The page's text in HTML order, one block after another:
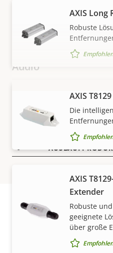
H.265
Audio
Eigentumsbeschreibung
Audiounterstützung
Zwei-Wege-Audio
Systemintegration
Eigentumsbeschreibung
Audioerkennung
Active Tampering
Alarmeingänge/-
Serielle Anschlüsse
MEHR
AXIS Long
Robuste
AXIS
Die
AXIS
Extender
Robuste
geeignete
über große